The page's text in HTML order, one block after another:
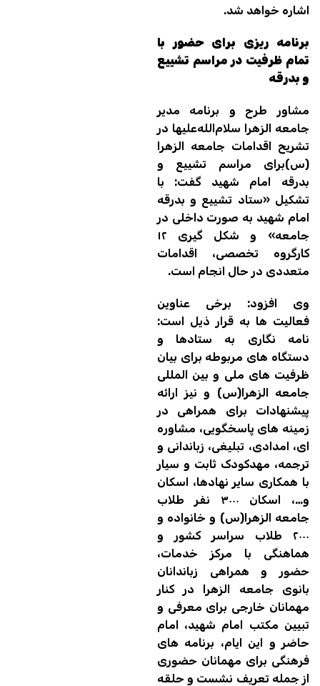
اشاره خواهد شد.
برنامه ریزی برای حضور با
تمام ظرفیت در مراسم تشییع
و بدرقه
مشاور طرح و برنامه مدیر
جامعه الزهرا سلام‌الله‌علیها در
تشریح اقدامات جامعه الزهرا
(س)برای مراسم تشییع و
بدرقه امام شهید گفت: با
تشکیل «ستاد تشییع و بدرقه
امام شهید به صورت داخلی در
جامعه» و شکل گیری ۱۲
کارگروه تخصصی، اقدامات
متعددی در حال انجام است.
وی افزود: برخی عناوین
فعالیت ها به قرار ذیل است:
نامه نگاری به ستادها و
دستگاه های مربوطه برای بیان
ظرفیت های ملی و بین المللی
جامعه الزهرا(س) و نیز ارائه
پیشنهادات برای همراهی در
زمینه های پاسخگویی، مشاوره
ای، امدادی، تبلیغی، زباندانی و
ترجمه، مهدکودک ثابت و سیار
با همکاری سایر نهادها، اسکان
و…، اسکان ۳۰۰۰ نفر طلاب
جامعه الزهرا(س) و خانواده و
۲۰۰۰ طلاب سراسر کشور و
هماهنگی با مرکز خدمات،
حضور و همراهی زباندانان
بانوی جامعه الزهرا در کنار
مهمانان خارجی برای معرفی و
تبیین مکتب امام شهید، امام
حاضر و این ایام، برنامه های
فرهنگی برای مهمانان حضوری
از جمله تعریف نشست و حلقه